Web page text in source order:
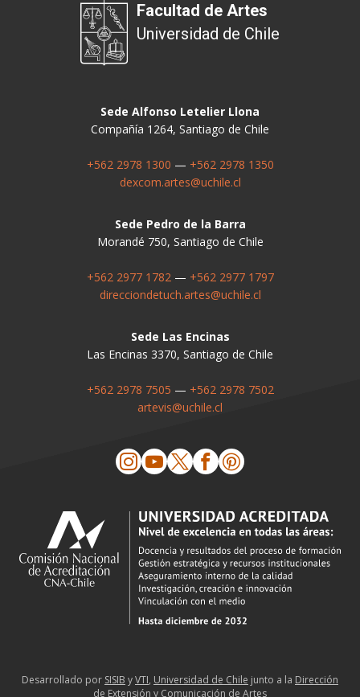
Facultad de Artes
Universidad de Chile
Sede Alfonso Letelier Llona
Compañía 1264, Santiago de Chile
+562 2978 1300 — +562 2978 1350
dexcom.artes@uchile.cl
Sede Pedro de la Barra
Morandé 750, Santiago de Chile
+562 2977 1782 — +562 2977 1797
direcciondetuch.artes@uchile.cl
Sede Las Encinas
Las Encinas 3370, Santiago de Chile
+562 2978 7505 — +562 2978 7502
artevis@uchile.cl
Desarrollado por SISIB yVTI, Universidad de Chile junto a la Dirección
de Extensión y Comunicación de Artes